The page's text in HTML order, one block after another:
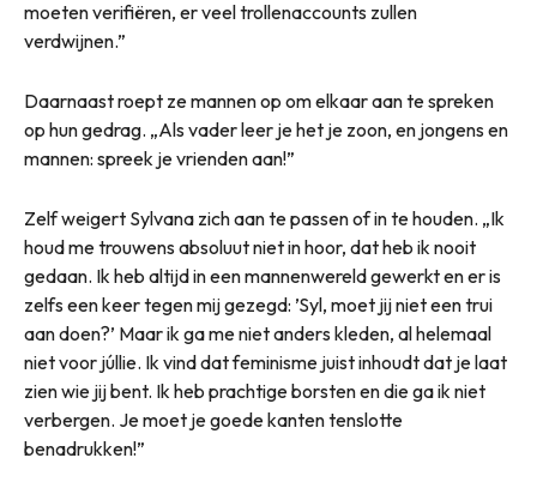
moeten verifiëren, er veel trollenaccounts zullen
verdwijnen.”
Daarnaast roept ze mannen op om elkaar aan te spreken
op hun gedrag. „Als vader leer je het je zoon, en jongens en
mannen: spreek je vrienden aan!”
Zelf weigert Sylvana zich aan te passen of in te houden. „Ik
houd me trouwens absoluut niet in hoor, dat heb ik nooit
gedaan. Ik heb altijd in een mannenwereld gewerkt en er is
zelfs een keer tegen mij gezegd: ’Syl, moet jij niet een trui
aan doen?’ Maar ik ga me niet anders kleden, al helemaal
niet voor júllie. Ik vind dat feminisme juist inhoudt dat je laat
zien wie jij bent. Ik heb prachtige borsten en die ga ik niet
verbergen. Je moet je goede kanten tenslotte
benadrukken!”